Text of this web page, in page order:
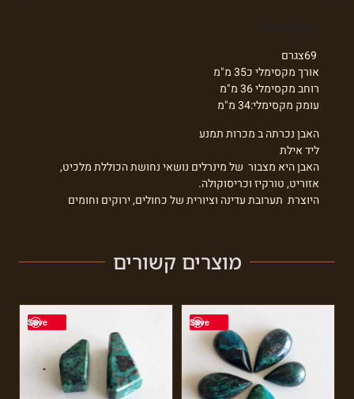
אורך מקסימלי כ35 מ"מ
רוחב מקסימלי 36 מ"מ
עומק מקסימלי:34 מ"מ
האבן נכרתה ב מכרות תמנע
ליד אילת
האבן היא מצבור של מינרלים נושאי נחושת הכוללת מלכיט,
אזוריט, טורקיז וכריסוקולה.
היוצרת תערובת עדינה וציורית של כחולים, ירוקים וחומים
מוצרים קשורים
Save
Save